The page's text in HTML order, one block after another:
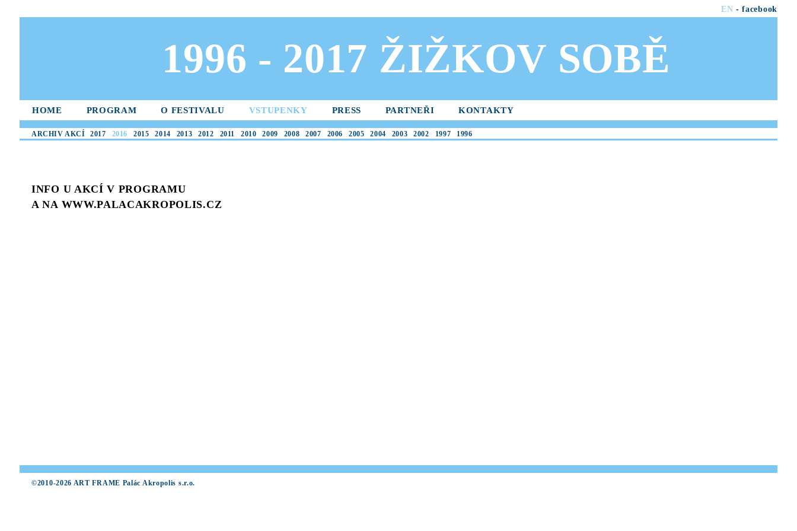
EN -facebook
1996 - 2017 ŽIŽKOV SOBĚ
HOME PROGRAM O FESTIVALU VSTUPENKY PRESS PARTNEŘI KONTAKTY
ARCHIV AKCÍ 2017 2016 2015 2014 2013 2012 2011 2010 2009 2008 2007 2006 2005 2004 2003 2002 1997 1996
INFO U AKCÍ V PROGRAMU
A NA WWW.PALACAKROPOLIS.CZ
©2010-2026 ART FRAME Palác Akropolis s.r.o.